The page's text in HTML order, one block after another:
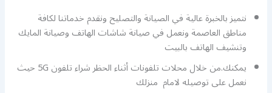
نتميز بالخبرة عالية في الصيانة والتصليح ونقدم خدماتنا لكافة
مناطق العاصمة ونعمل في صيانة شاشات الهاتف وصيانة المايك
وتنشيف الهاتف بالبيت
يمكنك.من خلال محلات تلفونات أثناء الحظر شراء تلفون 5G حيث
نعمل على توصيله لامام منزلك